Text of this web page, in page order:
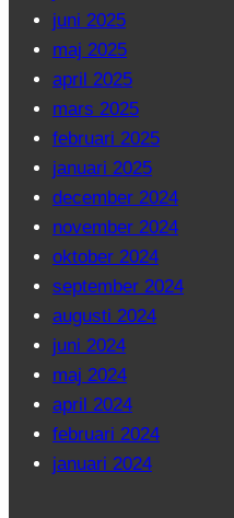
juni 2025
maj 2025
april 2025
mars 2025
februari 2025
januari 2025
december 2024
november 2024
oktober 2024
september 2024
augusti 2024
juni 2024
maj 2024
april 2024
februari 2024
januari 2024